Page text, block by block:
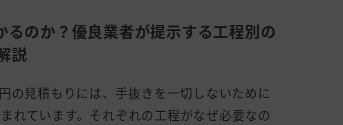
るのか？優良業者が提示する工程別の
説
の見積もりには、手抜きを一切しないために
れています。それぞれの工程がなぜ必要なの